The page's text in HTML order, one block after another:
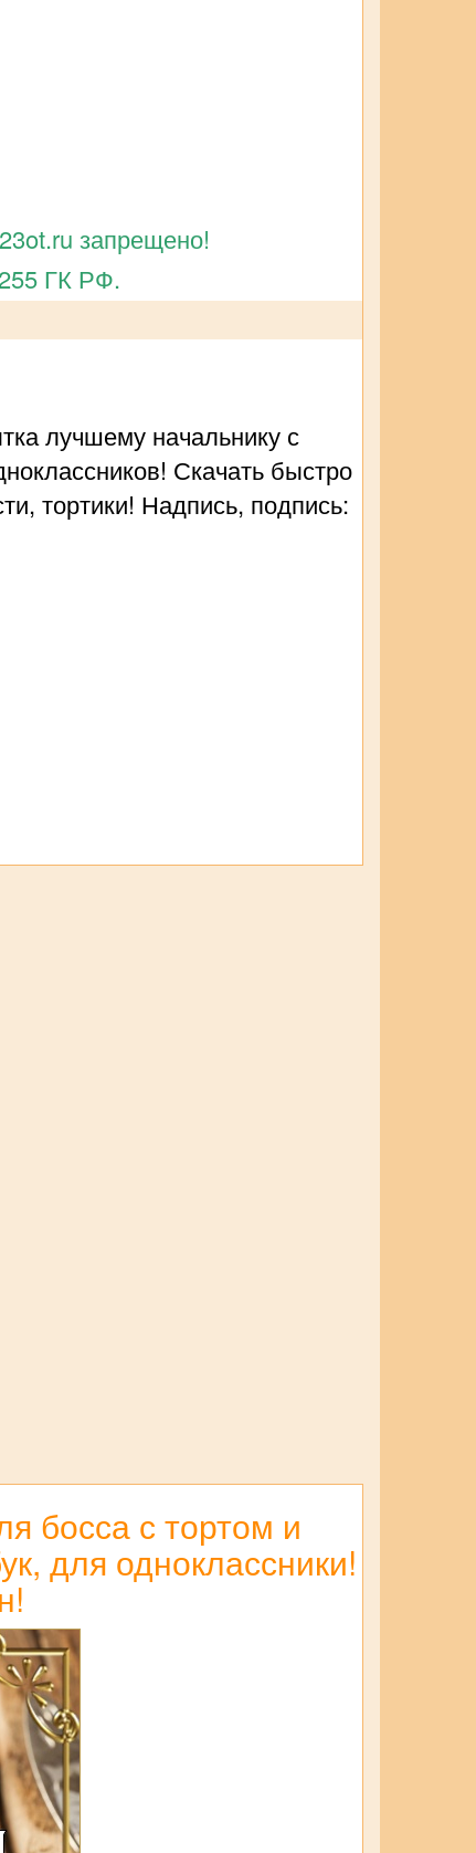
запрещено!
ГК РФ.
лучшему начальнику с
Скачать быстро
тортики! Надпись, подпись:
босса с тортом и
для одноклассники!